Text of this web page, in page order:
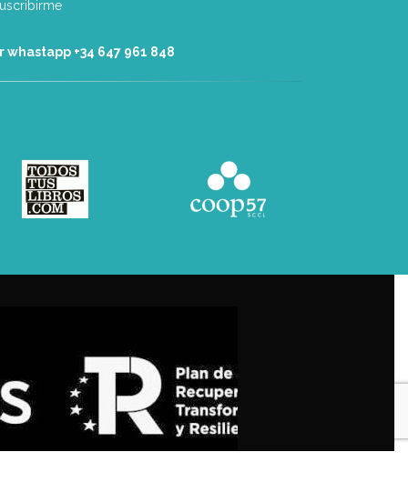
whastapp +34 ‭647 961 848‬